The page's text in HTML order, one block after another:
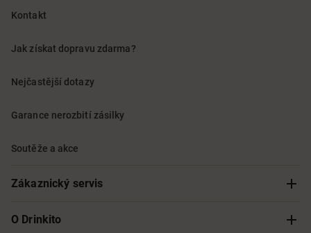
Kontakt
Jak získat dopravu zdarma?
Nejčastější dotazy
Garance nerozbití zásilky
Soutěže a akce
Zákaznický servis
Sledování objednávky
O Drinkito